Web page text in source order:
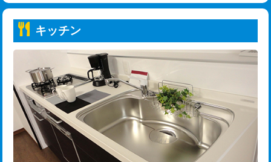
給水管工事※（ホール加工)
給水管工事※（バンド止め) 3,300円
給水管工事※（支持金具設置) 5,500円
給水管工事※（保温材使用（バンド止
め込み）)
5,500円
給水管工事※（土の掘削・埋め戻し作
11,000円
トーラー機使用/3mまで
追加トーラー機使用/3m超え +3,300円
カメラ調査 33,000円
桝清掃 8,800円
止水・漏水調査・防水処理・清掃・修
理・調整・分解・加工など（軽作業）
11,000円
キッチン